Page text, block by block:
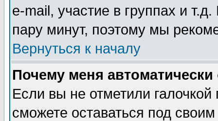
e-mail, участие в группах и
пару минут, поэтому мы
Вернуться к началу
Почему меня автоматически
Если вы не отметили галочкой
сможете оставаться под